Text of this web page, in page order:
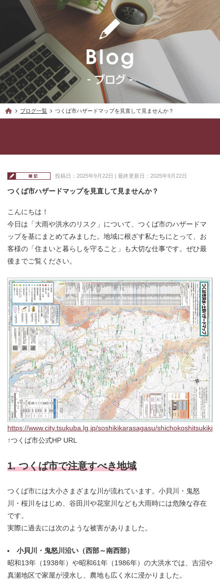
ブログ一覧 つくば市ハザードマップを見直して見ませんか？
投稿日：2025年9月22日 | 最終更新日：2025年9月22日
つくば市ハザードマップを見直して見ませんか？
こんにちは！
今日は「大雨や洪水のリスク」について、つくば市のハザードマ
ップを基にまとめてみました。地域に根ざす私たちにとって、お
客様の「住まいと暮らしを守ること」も大切な仕事です。ぜひ最
後までご覧ください。
https://www.city.tsukuba.lg.jp/soshikikarasagasu/
↑つくば市公式HP URL
1. つくば市で注意すべき地域
つくば市には大小さまざまな川が流れています。小貝川・鬼怒
川・桜川をはじめ、谷田川や花室川なども大雨時には危険な存在
です。
実際に過去には次のような被害がありました。
小貝川・鬼怒川沿い（西部～南西部）
昭和13年（1938年）や昭和61年（1986年）の大洪水では、吉沼や
真瀬地区で家屋が浸水し、農地も広く水に浸かりました。